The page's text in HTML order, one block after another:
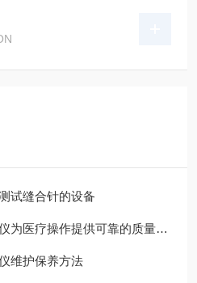
试缝合针的设备
医疗操作提供可靠的质量保障
维护保养方法